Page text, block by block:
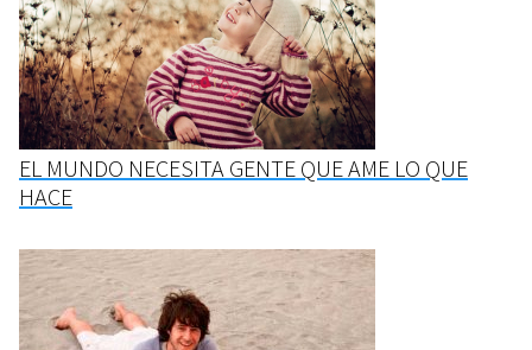
EL MUNDO NECESITA GENTE QUE AME LO QUE
HACE